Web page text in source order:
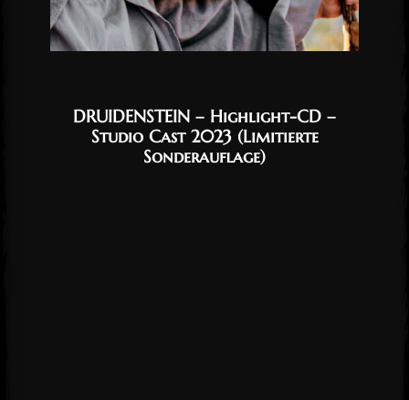
DRUIDENSTEIN – Highlight-CD –
Studio Cast 2023 (Limitierte
Sonderauflage)